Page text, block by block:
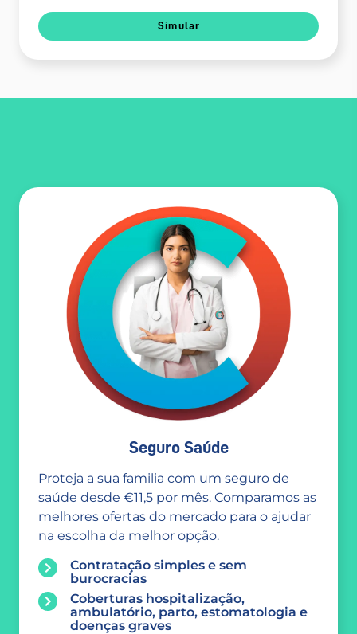
Simular
Seguro Saúde
Proteja a sua familia com um seguro de
saúde desde €11,5 por mês. Comparamos as
melhores ofertas do mercado para o ajudar
na escolha da melhor opção.
Contratação simples e sem
burocracias
Coberturas hospitalização,
ambulatório, parto, estomatologia e
doenças graves